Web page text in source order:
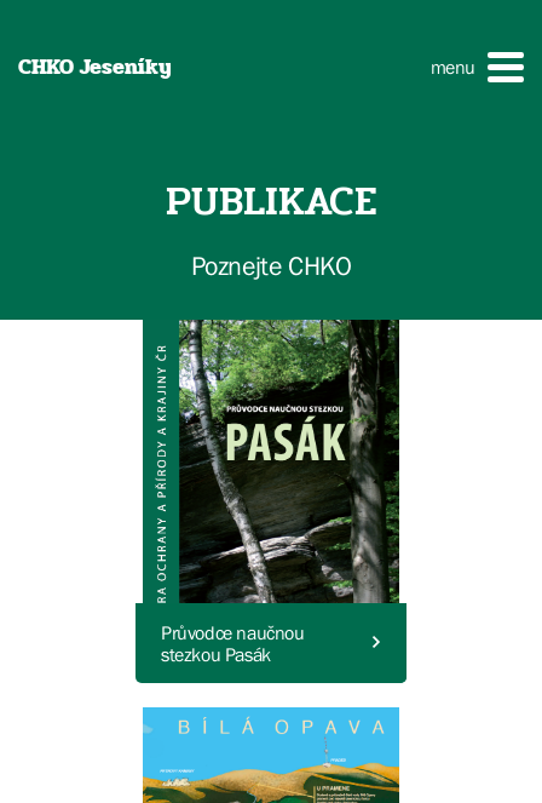
CHKO Jeseníky menu
PUBLIKACE
Poznejte CHKO
Průvodce naučnou
stezkou Pasák